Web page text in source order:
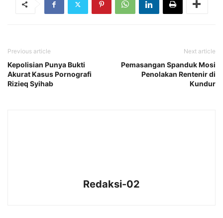
Previous article
Kepolisian Punya Bukti
Akurat Kasus Pornografi
Rizieq Syihab
Next article
Pemasangan Spanduk Mosi
Penolakan Rentenir di
Kundur
Redaksi-02